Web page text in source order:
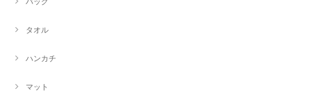
タオル
ハンカチ
マット